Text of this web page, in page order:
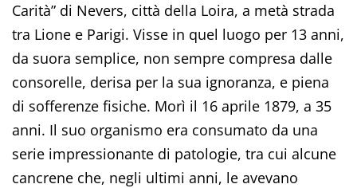
Carità” di Nevers, città della Loira, a metà strada
tra Lione e Parigi. Visse in quel luogo per 13 anni,
da suora semplice, non sempre compresa dalle
consorelle, derisa per la sua ignoranza, e piena
di sofferenze fisiche. Morì il 16 aprile 1879, a 35
anni. Il suo organismo era consumato da una
serie impressionante di patologie, tra cui alcune
cancrene che, negli ultimi anni, le avevano